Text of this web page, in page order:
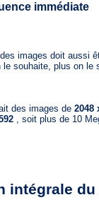
immédiate
doit aussi
plus on le
des images de2048
, soit plus de 10
intégrale